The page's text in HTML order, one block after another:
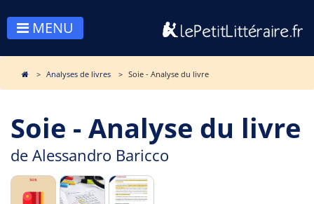
MENU
Analyses de livres Soie - Analyse du livre
Soie - Analyse du livre
de Alessandro Baricco